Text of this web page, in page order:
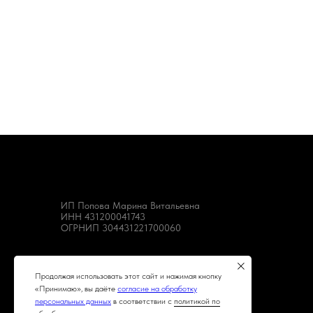
Продолжая использовать этот сайт и нажимая кнопку
«Принимаю», вы даёте согласие на обработку
персональных данных в соответствии с политикой по
ИП Попова Марина Витальевна
ИНН 431200041743
ОГРНИП 304431221700060